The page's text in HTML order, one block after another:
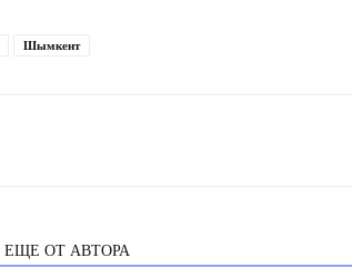
Шымкент
ЕЩЕ ОТ АВТОРА